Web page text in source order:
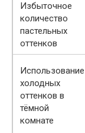
Избыточное
количество
пастельных
оттенков
Использование
холодных
оттенков в
тёмной
комнате